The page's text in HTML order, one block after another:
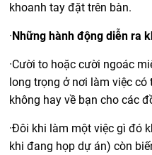
khoanh tay đặt trên bàn.
·Những hành động diễn ra
·Cười to hoặc cười ngoác
long trọng ở nơi làm việc
không hay về bạn cho các
·Đôi khi làm một việc gì đó
khi đang họp dự án) còn